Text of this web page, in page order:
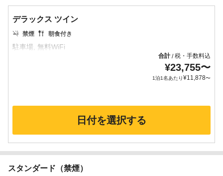
デラックス ツイン
禁煙 朝食付き
合計/税・手数料込
¥23,755〜
1泊1名あたり¥11,878〜
日付を選択する
スタンダード（禁煙）